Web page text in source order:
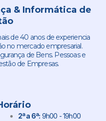
& Informática de
de 40 anos de experiencia
no mercado empresarial.
de Bens. Pessoas e
de Empresas.
2ª a 6ª: 9h00 - 19h00